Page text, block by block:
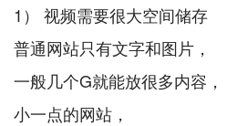
1） 视频需要很大空间储存
普通网站只有文字和图片，
一般几个G就能放很多内容，
小一点的网站，